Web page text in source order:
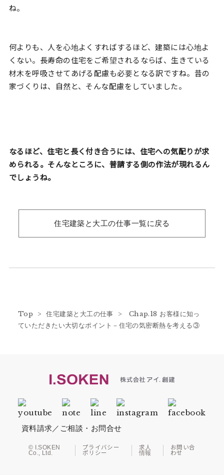
ね。
何よりも、人を心地よくすればするほど、建築には心地よ
くない。長寿命の住宅をご希望されるならば、生きている
材木を呼吸させてあげる配慮も必要となる訳ですね。昔の
家づくりは、自然と、そんな配慮をしていました。
なるほど、住宅と長く付き合うには、住宅への気配りが求
められる。そんなところに、普請する側の作法が現れるん
でしょうね。
住宅建築と大工の仕事一覧に戻る
Top >住宅建築と大工の仕事 > Chap.18 お客様に知っ
ていただきたい大切なポイント－住宅の気密断熱を考える③
資料請求／ご相談・お問合せ
© I.SOKEN
Co., Ltd.
プライバシー
ポリシー
求人
情報
お問い合
わせ